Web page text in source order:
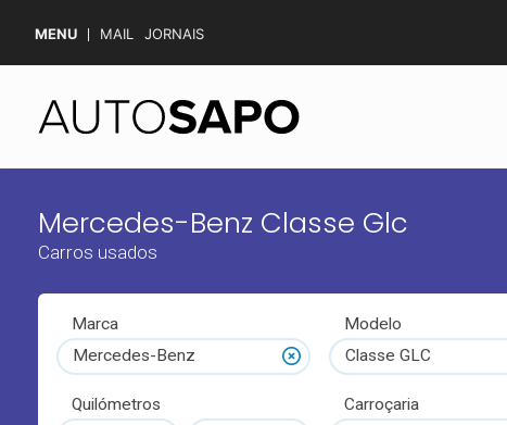
MENU MAIL JORNAIS
Mercedes-Benz Classe Glc
Carros usados
Marca
Mercedes-Benz
Modelo
Classe GLC
Quilómetros
Carroçaria